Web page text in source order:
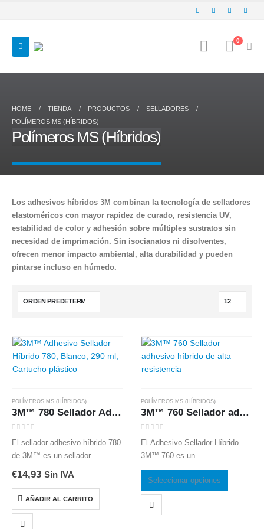
0
HOME TIENDA PRODUCTOS
SELLADORES
POLÍMEROS MS (HÍBRIDOS)
Polímeros MS (Híbridos)
Los adhesivos híbridos 3M combinan la tecnología de selladores
elastoméricos con mayor rapidez de curado, resistencia UV,
estabilidad de color y adhesión sobre múltiples sustratos sin
necesidad de imprimación. Sin isocianatos ni disolventes,
ofrecen menor impacto ambiental, alta durabilidad y pueden
pintarse incluso en húmedo.
POLÍMEROS MS (HÍBRIDOS)
3M™ 780 Sellador Adhesivo Híbrido Monocomponente
El sellador adhesivo híbrido 780
de 3M™ es un sellador
elastomérico de un solo
componente que no contiene
isocianato. Cura rápidamente
bajo el efecto de la humedad
atmosférica hasta crear…
€14,93 Sin IVA
AÑADIR AL CARRITO
POLÍMEROS MS (HÍBRIDOS)
3M™ 760 Sellador adhesivo híbrido de alta resistencia
El Adhesivo Sellador Híbrido
3M™ 760 es un
monocomponente sin
isocianatos que cura con la
humedad, creando uniones
elásticas y permanentes. Ofrece
Seleccionar opciones
Este
producto
tiene
múltiples